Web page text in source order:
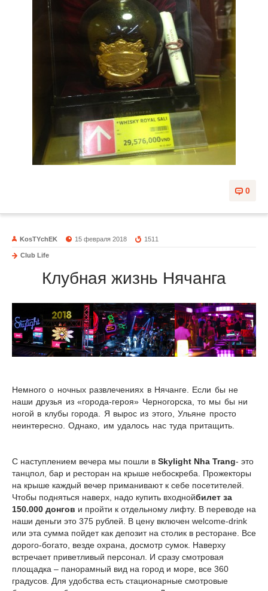
0
KosTYchEK 15 февраля 2018 1511
Club Life
Клубная жизнь Нячанга
Немного о ночных развлечениях в Нячанге. Если бы не
наши друзья из «города-героя» Черногорска, то мы бы ни
ногой в клубы города. Я вырос из этого, Ульяне просто
неинтересно. Однако, им удалось нас туда притащить.
С наступлением вечера мы пошли в Skylight Nha Trang- это
танцпол, бар и ресторан на крыше небоскреба. Прожекторы
на крыше каждый вечер приманивают к себе посетителей.
Чтобы подняться наверх, надо купить входнойбилет за
150.000 донгов и пройти к отдельному лифту. В переводе на
наши деньги это 375 рублей. В цену включен welcome-drink
или эта сумма пойдет как депозит на столик в ресторане. Все
дорого-богато, везде охрана, досмотр сумок. Наверху
встречает приветливый персонал. И сразу смотровая
площадка – панорамный вид на город и море, все 360
градусов. Для удобства есть стационарные смотровые